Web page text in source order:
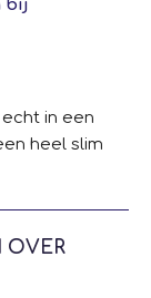
bij
in een
heel slim
OVER